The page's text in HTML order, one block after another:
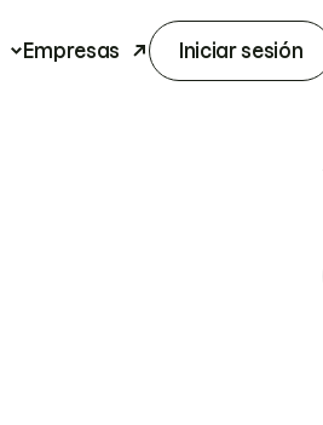
Empresas Iniciar sesión